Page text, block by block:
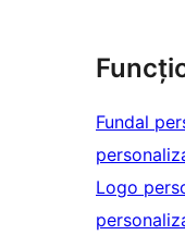
Fundal
Logo